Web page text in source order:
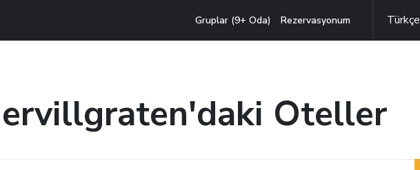
Gruplar (9+ Oda) Rezervasyonum Türkçe
Oteller